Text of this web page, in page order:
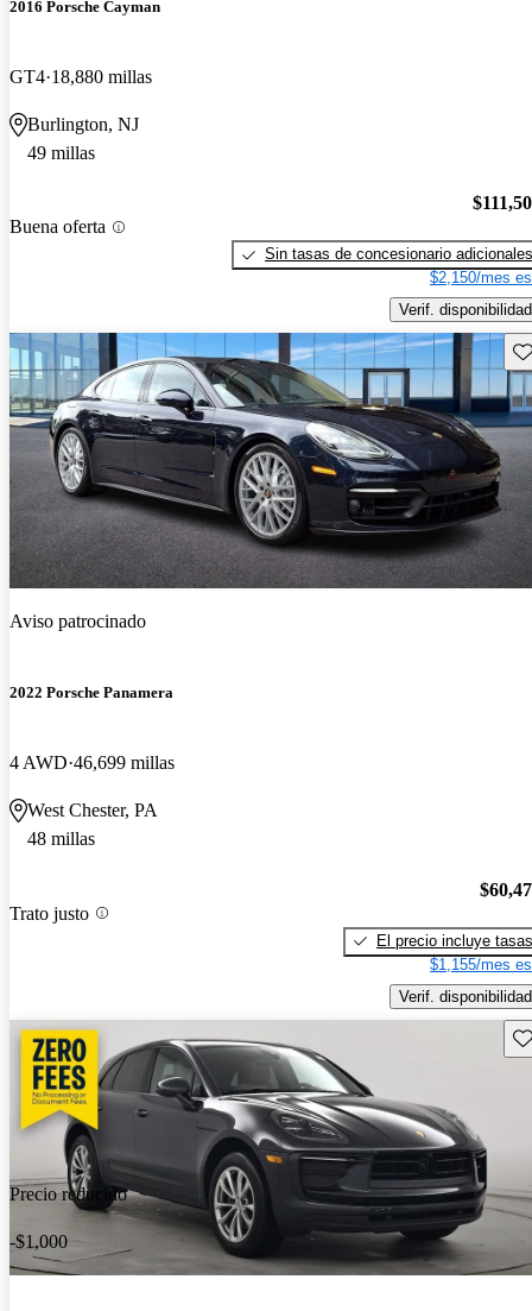
2016 Porsche Cayman
GT4 18,880 millas
Burlington, NJ
49 millas
Buena oferta
Sin tasas de concesionario adicionales
$2,150/mes
Verif. disponibilidad
Aviso patrocinado
2022 Porsche Panamera
4 AWD 46,699 millas
West Chester, PA
48 millas
Trato justo
El precio incluye tasas
$1,155/mes
Verif. disponibilidad
Precio reducido
-$1,000